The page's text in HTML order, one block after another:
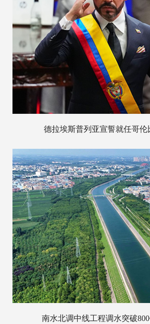
德拉埃斯普列亚宣誓就任哥伦
南水北调中线工程调水突破